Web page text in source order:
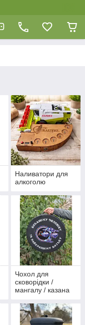
Наливатори для
алкоголю
Чохол для
сковорідки /
мангалу / казана